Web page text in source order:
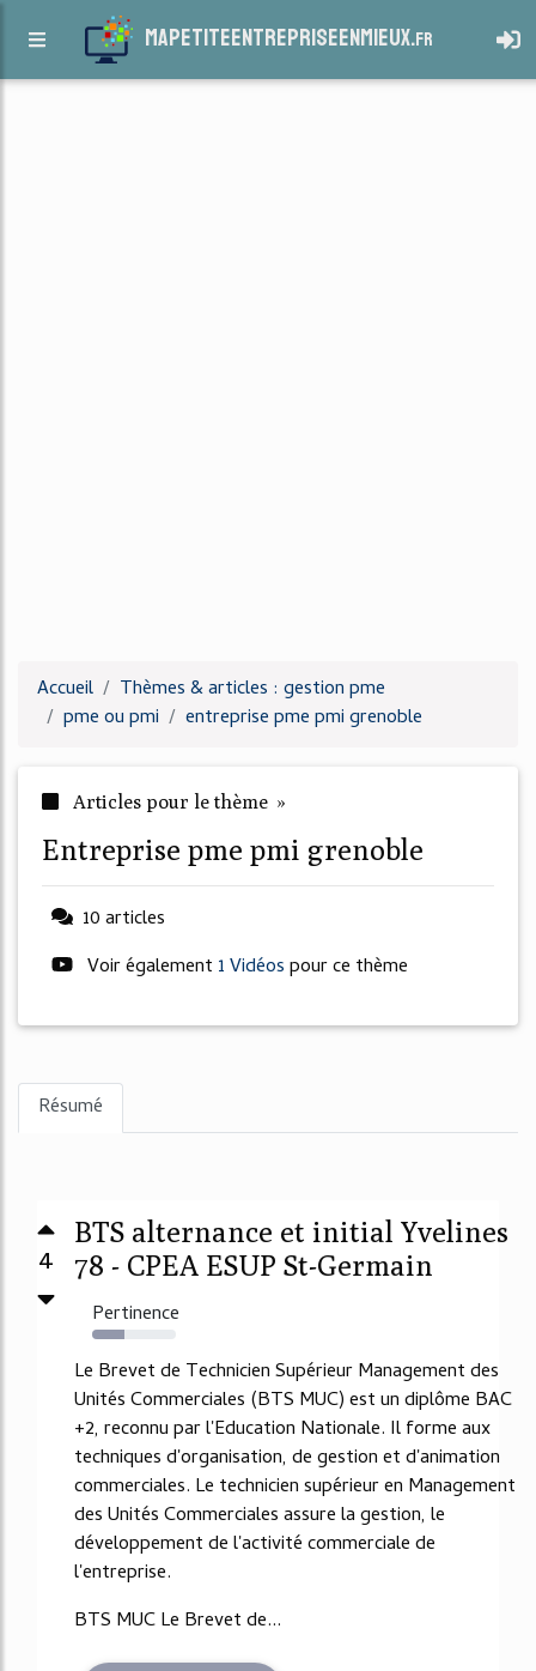
mapetiteentrepriseenmieux.fr
Accueil
Thèmes & articles : gestion pme
pme ou pmi
entreprise pme pmi grenoble
Articles pour le thème »
entreprise pme pmi grenoble
10 articles
Voir également 1 Vidéospour ce thème
Résumé
4
BTS alternance et initial Yvelines
78 - CPEA ESUP St-Germain
Pertinence
38%
Le Brevet de Technicien Supérieur Management des
Unités Commerciales (BTS MUC) est un diplôme BAC
+2, reconnu par l'Education Nationale. Il forme aux
techniques d'organisation, de gestion et d'animation
commerciales. Le technicien supérieur en Management
des Unités Commerciales assure la gestion, le
développement de l'activité commerciale de
l'entreprise.
BTS MUC Le Brevet de...